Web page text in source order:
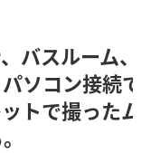
バスルーム
ソコン接続で
トで撮った